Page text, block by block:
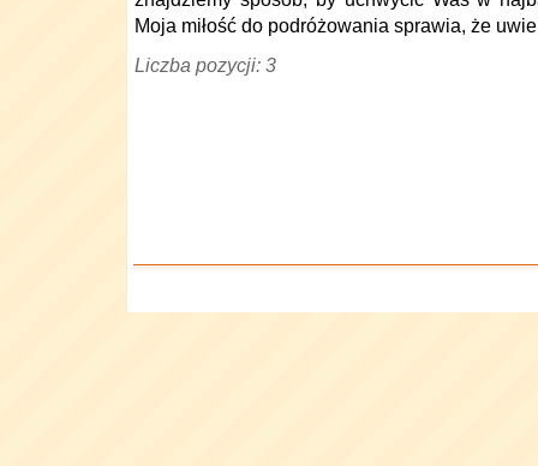
Moja miłość do podróżowania sprawia, że uwie
Liczba pozycji: 3